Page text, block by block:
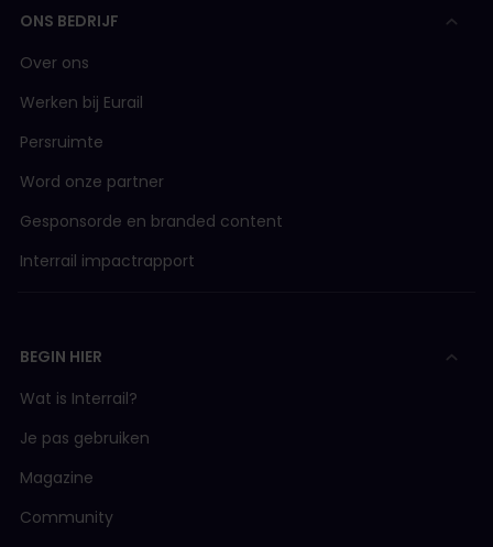
ONS BEDRIJF
Over ons
Werken bij Eurail
Persruimte
Word onze partner
Gesponsorde en branded content
Interrail impactrapport
BEGIN HIER
Wat is Interrail?
Je pas gebruiken
Magazine
Community